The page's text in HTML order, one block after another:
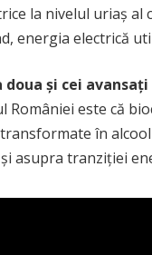
la nivelul uriaș al
energia electrică
și cei avansați
României este că
în
asupra tranziției